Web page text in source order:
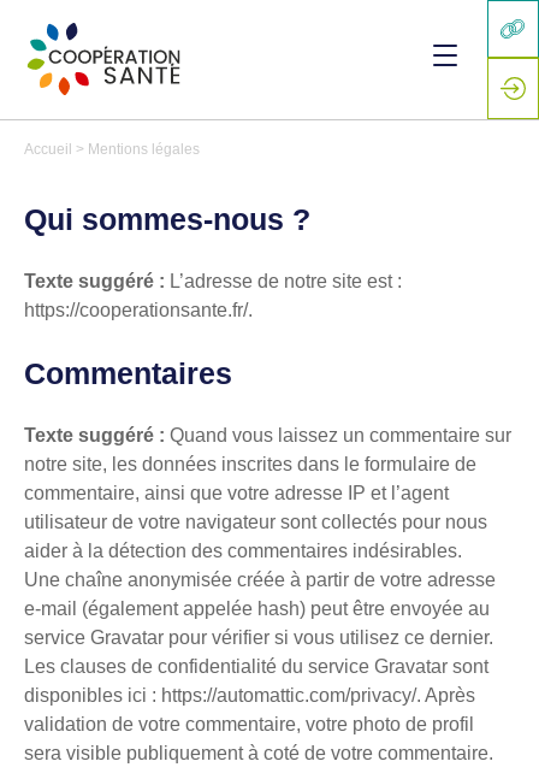
Accueil > Mentions légales
Qui sommes-nous ?
Texte suggéré : L’adresse de notre site est :
https://cooperationsante.fr/.
Commentaires
Texte suggéré : Quand vous laissez un commentaire sur
notre site, les données inscrites dans le formulaire de
commentaire, ainsi que votre adresse IP et l’agent
utilisateur de votre navigateur sont collectés pour nous
aider à la détection des commentaires indésirables.
Une chaîne anonymisée créée à partir de votre adresse
e-mail (également appelée hash) peut être envoyée au
service Gravatar pour vérifier si vous utilisez ce dernier.
Les clauses de confidentialité du service Gravatar sont
disponibles ici : https://automattic.com/privacy/. Après
validation de votre commentaire, votre photo de profil
sera visible publiquement à coté de votre commentaire.